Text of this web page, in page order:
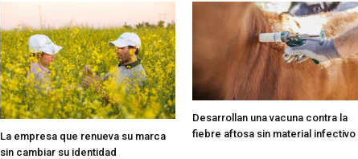
La empresa que renueva su marca
sin cambiar su identidad
Desarrollan una vacuna contra la
fiebre aftosa sin material infectivo